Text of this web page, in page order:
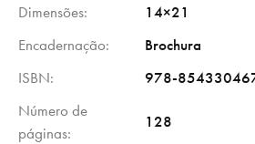
Dimensões
14×21
Encadernação
Brochura
ISBN
978-
Número de
páginas
128